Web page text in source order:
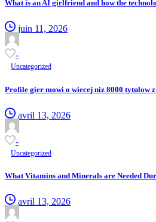
What is an AI girlfriend and how the
juin 11, 2026
-
Uncategorized
Profile gier mowi o wiecej niz 8000 tytulow
avril 13, 2026
-
Uncategorized
What Vitamins and Minerals are Needed
avril 13, 2026